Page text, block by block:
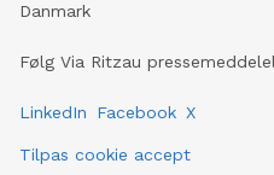
Danmark
Følg Via Ritzau
LinkedIn Facebook X
Tilpas cookie accept